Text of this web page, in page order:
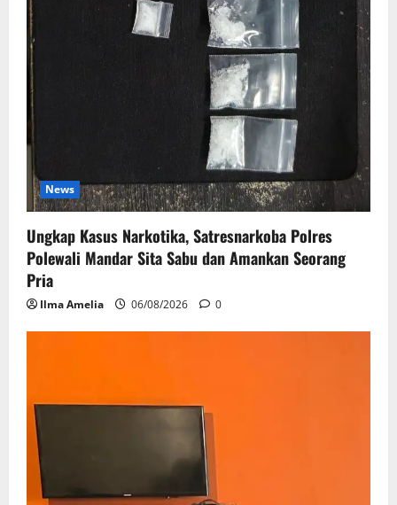
News
Ungkap Kasus Narkotika, Satresnarkoba Polres
Polewali Mandar Sita Sabu dan Amankan Seorang
Pria
Ilma Amelia 06/08/2026 0